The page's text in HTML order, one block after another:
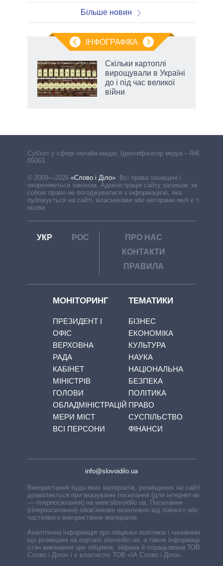
Більше новин
ІНФОГРАФІКА
Скільки картоплі
вирощували в Україні
до і під час великої
війни
Cуб'єкт у сфері онлайн-медіа. Ідентифікатор медіа – R40-
05063
© 2009—2026 «Слово і Діло». Всі права захищені і
охороняються законом. Адміністрація сайту залишає за
собою право не погоджуватися з інформацією, яка
публікується на сайті, власниками або авторами якої є треті
особи.
УКР РОС
ПРО НАС
КОНТАКТИ
ПРАВИЛА
МОНІТОРИНГ
ПРЕЗИДЕНТ І
ОФІС
ВЕРХОВНА
РАДА
КАБІНЕТ
МІНІСТРІВ
ГОЛОВИ
ОБЛАДМІНІСТРАЦІЙ
МЕРИ МІСТ
ВСІ ПЕРСОНИ
ТЕМАТИКИ
БІЗНЕС
ЕКОНОМІКА
КУЛЬТУРА
НАУКА
НАЦІОНАЛЬНА
БЕЗПЕКА
ПОЛІТИКА
ПРАВО
СУСПІЛЬСТВО
ФІНАНСИ
info@slovoidilo.ua
Використання будь-яких матеріалів, розміщених на сайті,
дозволяється при вказуванні посилання (для інтернет-видань
— гіперпосилання) на www.slovoidilo.ua. Посилання
(гіперпосилання) обов’язкове незалежно від повного або
часткового використання матеріалів.
Аналітична інформація про обіцянки політиків і чиновників,
що розміщені на порталі slovoidilo.ua, а також інформація про
стан виконання цих обіцянок, зібрана й опрацьована ТОВ «ІА
Слово і Діло» і є власністю ТОВ «ІА Слово і Діло».